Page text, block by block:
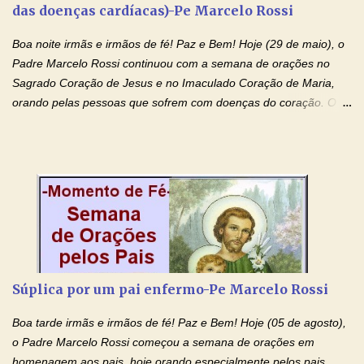
coração, confiante que o Senhor me atenderá. Eu louvo o Pai por
agradeço de coração ao Espíri...
das doenças cardíacas)-Pe Marcelo Rossi
Boa noite irmãs e irmãos de fé! Paz e Bem! Hoje (29 de maio), o
Padre Marcelo Rossi continuou com a semana de orações no
Sagrado Coração de Jesus e no Imaculado Coração de Maria,
orando pelas pessoas que sofrem com doenças do coração. O
esta abençoada semana de orações no programa de rádio
Momento de Fé, vamos juntos formar uma forte corrente de
orações com o Padre Marcelo. Não desista do milagre, da cura;
tenha fé, creia firmemente e ore incessantemente até que o
Kairós aconteça em sua vida. Fique no Amor Ágape de Jesus e
no Amor Materno de Nossa Senhora. Adriana-Devoção e Fé
Mensagem do Padre Marcelo Rossi por E-mail: Amados!! Nesta
quarta feira, vamos orar pelas pessoas que sofrem com as
doenças do coração, NO SAGRADO CORAÇÃO DE JESUS E NO
IMACULADO CORAÇÃO DE MAR...
Súplica por um pai enfermo-Pe Marcelo Rossi
Boa tarde irmãs e irmãos de fé! Paz e Bem! Hoje (05 de agosto),
o Padre Marcelo Rossi começou a semana de orações em
homenagem aos pais, hoje orando especialmente pelos pais